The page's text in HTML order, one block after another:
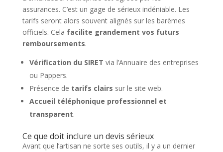
assurances. C’est un gage de sérieux indéniable. Les
tarifs seront alors souvent alignés sur les barèmes
officiels. Cela facilite grandement vos futurs
remboursements.
Vérification du SIRET via l’Annuaire des entreprises
ou Pappers.
Présence de tarifs clairs sur le site web.
Accueil téléphonique professionnel et
transparent.
Ce que doit inclure un devis sérieux
Avant que l’artisan ne sorte ses outils, il y a un dernier